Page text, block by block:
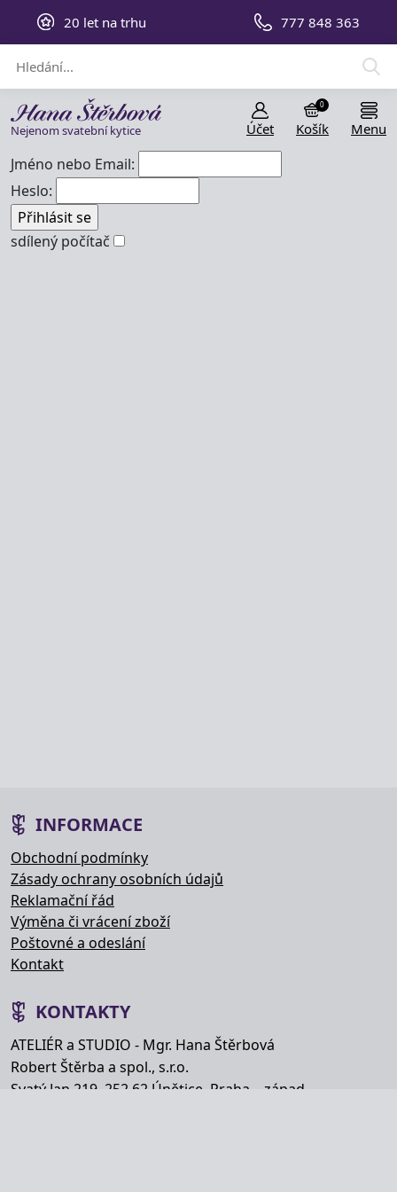
20 let na trhu 777 848 363
Nejenom svatební kytice Účet Košík
0
Menu
Jméno nebo Email:
Heslo:
sdílený počítač
INFORMACE
Obchodní podmínky
Zásady ochrany osobních údajů
Reklamační řád
Výměna či vrácení zboží
Poštovné a odeslání
Kontakt
KONTAKTY
ATELIÉR a STUDIO - Mgr. Hana Štěrbová
Robert Štěrba a spol., s.r.o.
Svatý Jan 219, 252 62 Únětice, Praha – západ